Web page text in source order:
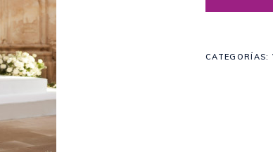
CATEGORÍAS: